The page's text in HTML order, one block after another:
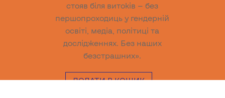
стояв біля витоків — без
першопроходиць у гендерній
освіті, медіа, політиці та
дослідженнях. Без наших
безстрашних».
ДОДАТИ В КОШИК